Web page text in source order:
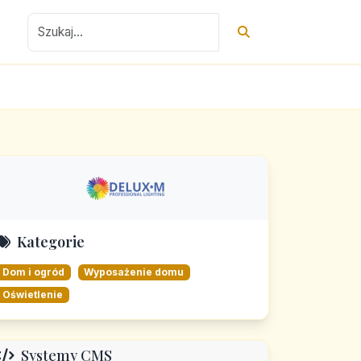
Kategorie
Dom i ogród
Wyposażenie domu
Oświetlenie
Systemy CMS